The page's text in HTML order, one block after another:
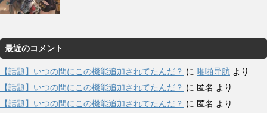
最近のコメント
【話題】いつの間にこの機能追加されてたんだ？ に 啪啪导航 より
【話題】いつの間にこの機能追加されてたんだ？ に 匿名 より
【話題】いつの間にこの機能追加されてたんだ？ に 匿名 より